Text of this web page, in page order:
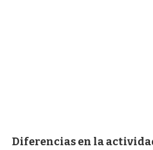
Diferencias en la